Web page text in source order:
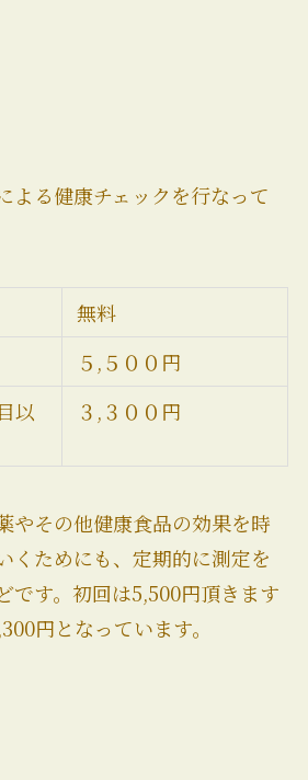
よる健康チェックを行なって
無料
５,５００円
以
３,３００円
やその他健康食品の効果を時
くためにも、定期的に測定を
です。初回は5,500円頂きます
円となっています。